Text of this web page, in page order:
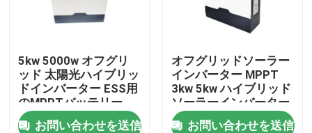
ホーム
5kw 5000w オフグリ
ッド 太陽光ハイブリッ
ドインバーター ESS用
のMPPTバッテリー
お問い合わせを送信
オフグリッドソーラー
インバーター MPPT
3kw 5kw ハイブリッド
ソーラーインバーター
お問い合わせを送信